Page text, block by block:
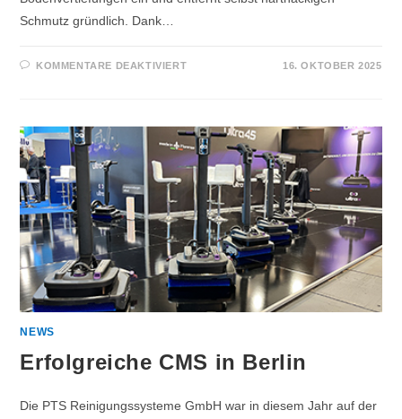
Schmutz gründlich. Dank…
KOMMENTARE DEAKTIVIERT 16. OKTOBER 2025
NEWS
Erfolgreiche CMS in Berlin
Die PTS Reinigungssysteme GmbH war in diesem Jahr auf der